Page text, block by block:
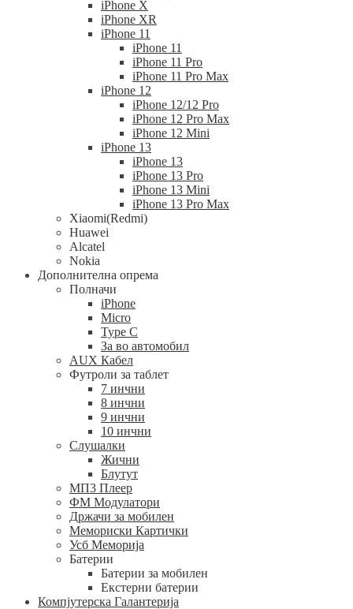
iPhone X
iPhone XR
iPhone 11
iPhone 11
iPhone 11 Pro
iPhone 11 Pro Max
iPhone 12
iPhone 12/12 Pro
iPhone 12 Pro Max
iPhone 12 Mini
iPhone 13
iPhone 13
iPhone 13 Pro
iPhone 13 Mini
iPhone 13 Pro Max
Xiaomi(Redmi)
Huawei
Alcatel
Nokia
Дополнителна опрема
Полначи
iPhone
Micro
Type C
За во автомобил
AUX Кабел
Футроли за таблет
7 инчни
8 инчни
9 инчни
10 инчни
Слушалки
Жични
Блутут
МП3 Плеер
ФМ Модулатори
Држачи за мобилен
Мемориски Картички
Усб Меморија
Батерии
Батерии за мобилен
Екстерни батерии
Компјутерска Галантерија